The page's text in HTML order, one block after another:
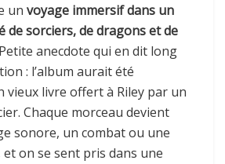
un voyage immersif dans un
de sorciers, de dragons et de
anecdote qui en dit long
: l’album aurait été
vieux livre offert à Riley par un
Chaque morceau devient
sonore, un combat ou une
et on se sent pris dans une